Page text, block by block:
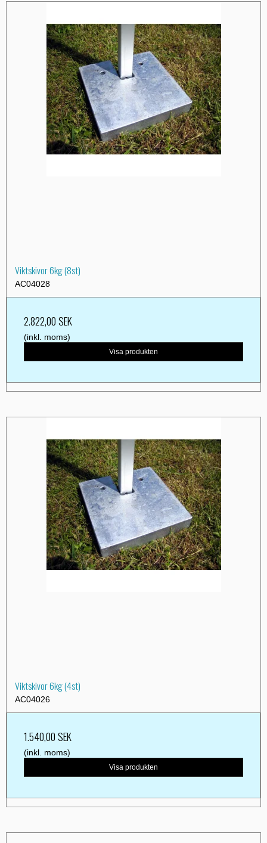
Viktskivor 6kg (8st)
AC04028
2.822,00 SEK
(inkl. moms)
Visa produkten
Viktskivor 6kg (4st)
AC04026
1.540,00 SEK
(inkl. moms)
Visa produkten